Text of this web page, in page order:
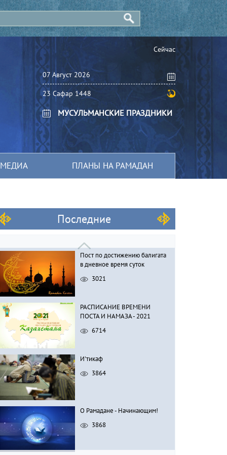
Сейчас
07 Август 2026
23 Сафар 1448
МУСУЛЬМАНСКИЕ ПРАЗДНИКИ
МЕДИА ПЛАНЫ НА РАМАДАН
Последние
Пост по достижению балигата
в дневное время суток
3021
РАСПИСАНИЕ ВРЕМЕНИ
ПОСТА И НАМАЗА - 2021
6714
И'тикаф
3864
О Рамадане - Начинающим!
3868